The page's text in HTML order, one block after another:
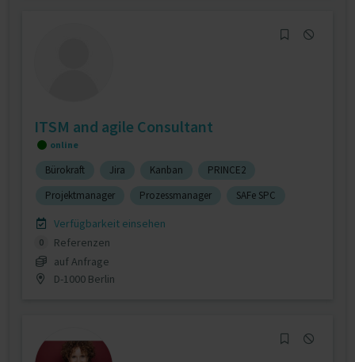
ITSM and agile Consultant
online
Bürokraft Jira Kanban
PRINCE2
Projektmanager
Prozessmanager SAFe SPC
Verfügbarkeit einsehen
0
Referenzen
auf Anfrage
D-1000 Berlin